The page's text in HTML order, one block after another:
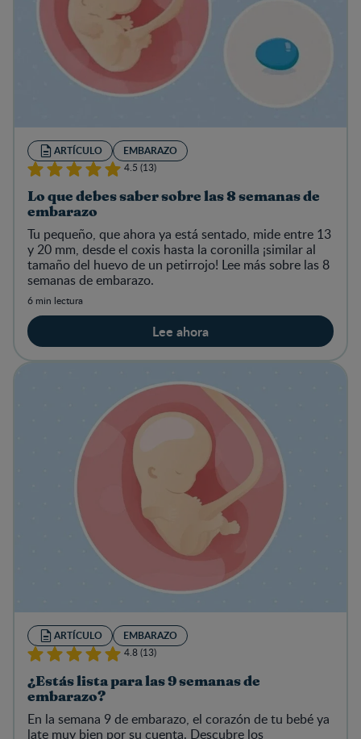
ARTÍCULO EMBARAZO
4.5 (13)
Lo que debes saber sobre las 8 semanas de
embarazo
Tu pequeño, que ahora ya está sentado, mide entre 13
y 20 mm, desde el coxis hasta la coronilla ¡similar al
tamaño del huevo de un petirrojo! Lee más sobre las 8
semanas de embarazo.
6 min lectura
Lee ahora
ARTÍCULO EMBARAZO
4.8 (13)
¿Estás lista para las 9 semanas de
embarazo?
En la semana 9 de embarazo, el corazón de tu bebé ya
late muy bien por su cuenta. Descubre los